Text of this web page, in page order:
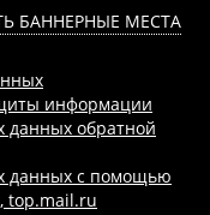
БАННЕРНЫЕ МЕСТА
информации
данных обратной
данных с помощью
top.mail.ru